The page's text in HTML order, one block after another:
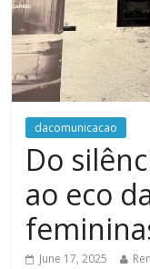
dacomunicacao
Do
ao eco
June 17, 2025